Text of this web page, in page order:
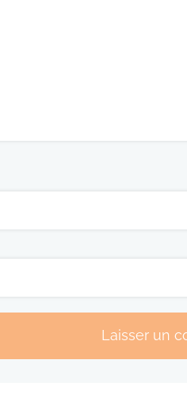
Laisser un